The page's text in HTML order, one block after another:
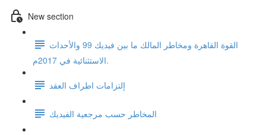
New section
القوة القاهرة ومخاطر المالك ما بين فيديك 99 والأحداث
الاستثنائية في 2017م.
إلتزامات اطراف العقد
المخاطر حسب مرجعية الفيديك